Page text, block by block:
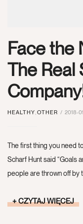
Face the
The Real
HEALTHY,OTHER 2018-
The first thing you need
Scharf Hunt said “Goals
people are thrown off by
CZYTAJ WIĘCEJ